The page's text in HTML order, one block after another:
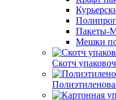
Пакеты-
Мешки
Скотч